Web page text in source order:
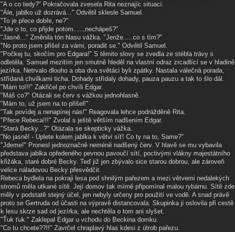
"A o co tedy?" Pokračovala zvesela Rita neznajíc situaci.
"Ále, jablko už dozrává..." Odvětil sklesle Samuel.
"To je přece dobře, ne?"
"Jde o to, co přijde potom.....,nechápeš?"
"Jasně..." Změnila tón hlasu vážka. "Jenže.....co s tím?"
"No proto jsem přišel za vámi, poradit se." Odvětil Samuel.
"Počkej tu, skočím pro Edgara!" S těmito slovy se zvedla ze stébla trávy s
odletěla. Samuel mezitím jen smutně hleděl na vlastní odraz zrcadlící se v hladině
jezírka. Netrvalo dlouho a oba dva světáci byli zpátky. Nastala válečná porada,
střídaná chvilkami ticha. Dohady střídaly dohady, pauza pauzu a tak to šlo dál.
"Mám to!!!" Zakřičel po chvíli Edgar.
"Máš co?" Otázali se červ s vážkou jednohlasně.
"Mám to, už jsem na to přišel!"
"Tak povídej a nenapínej nás!" Reagovala lehce podrážděně Rita.
"Přece Rebeca!!!" Zvolal s ještě větším nadšením Edgar.
"Stará Becky...?" Otázala se skepticky vážka.
"No jasně! - Uplete kolem jablka k větvi síť! Co ty na to, Same?"
"Jdeme!" Pronesl jednoznačně neméně nadšený červ. V hlavě se mu vybavila
představa jablka opředeného pevnou pavoučí sítí, poctivými vlákny majestátního
křižáka, staré dobré Becky. Teď již jen zbývalo sice starou dobrou, ale zároveň
velice náladovou Becky přesvědčit.
Rebeca bydlela na pokraji lesa pod shnilým pařezem a mezi větvemi nedalekých
stromů měla utkané sítě. Její domov tak mírně připomínal malou rybárnu. Sítě zde
měly v podstatě stejný účel, jen nebyly určeny pro použití ve vodě. A snad právě
proto se Gertruda od účasti na výpravě distancovala. Skupinka ji oslovila při cestě
k lesu skrze sad od jezírka, ale nechtěla o tom ani slyšet.
"Ťuk ťuk." Zaklepal Edgar u vchodu do Beckina domku.
"Co tu chcete??!!" Zavrčel chraplavý hlas kdesi z útrob pařezu.